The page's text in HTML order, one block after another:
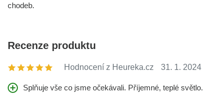
chodeb.
Recenze produktu
Hodnocení z Heureka.cz 31. 1. 2024
Splňuje vše co jsme očekávali. Příjemné, teplé světlo.